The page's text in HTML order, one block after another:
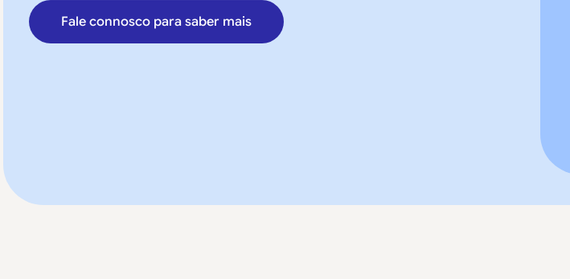
Fale connosco para saber mais